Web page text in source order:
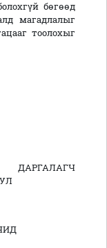
бөгөөд
магадлалыг
тоолохыг